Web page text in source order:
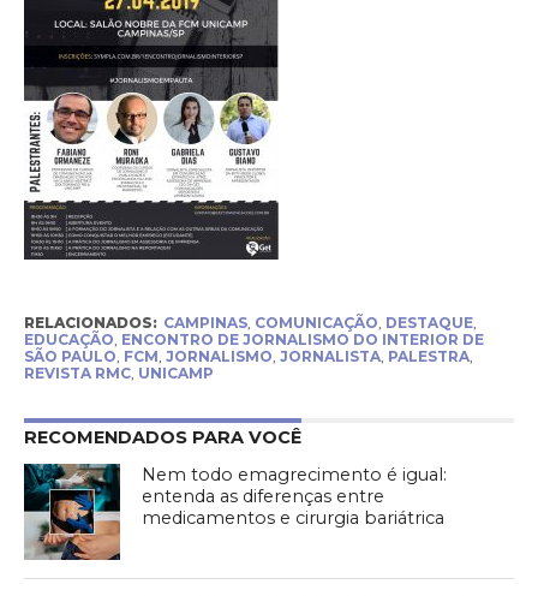
RELACIONADOS: CAMPINAS, COMUNICAÇÃO, DESTAQUE,
EDUCAÇÃO, ENCONTRO DE JORNALISMO DO INTERIOR DE
SÃO PAULO, FCM, JORNALISMO, JORNALISTA, PALESTRA,
REVISTA RMC, UNICAMP
RECOMENDADOS PARA VOCÊ
Nem todo emagrecimento é igual:
entenda as diferenças entre
medicamentos e cirurgia bariátrica